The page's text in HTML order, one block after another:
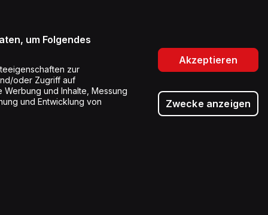
um Folgendes
zur
oder Zugriff auf
Werbung und Inhalte, Messung
und Entwicklung von
Akzeptieren
Zwecke anzeigen